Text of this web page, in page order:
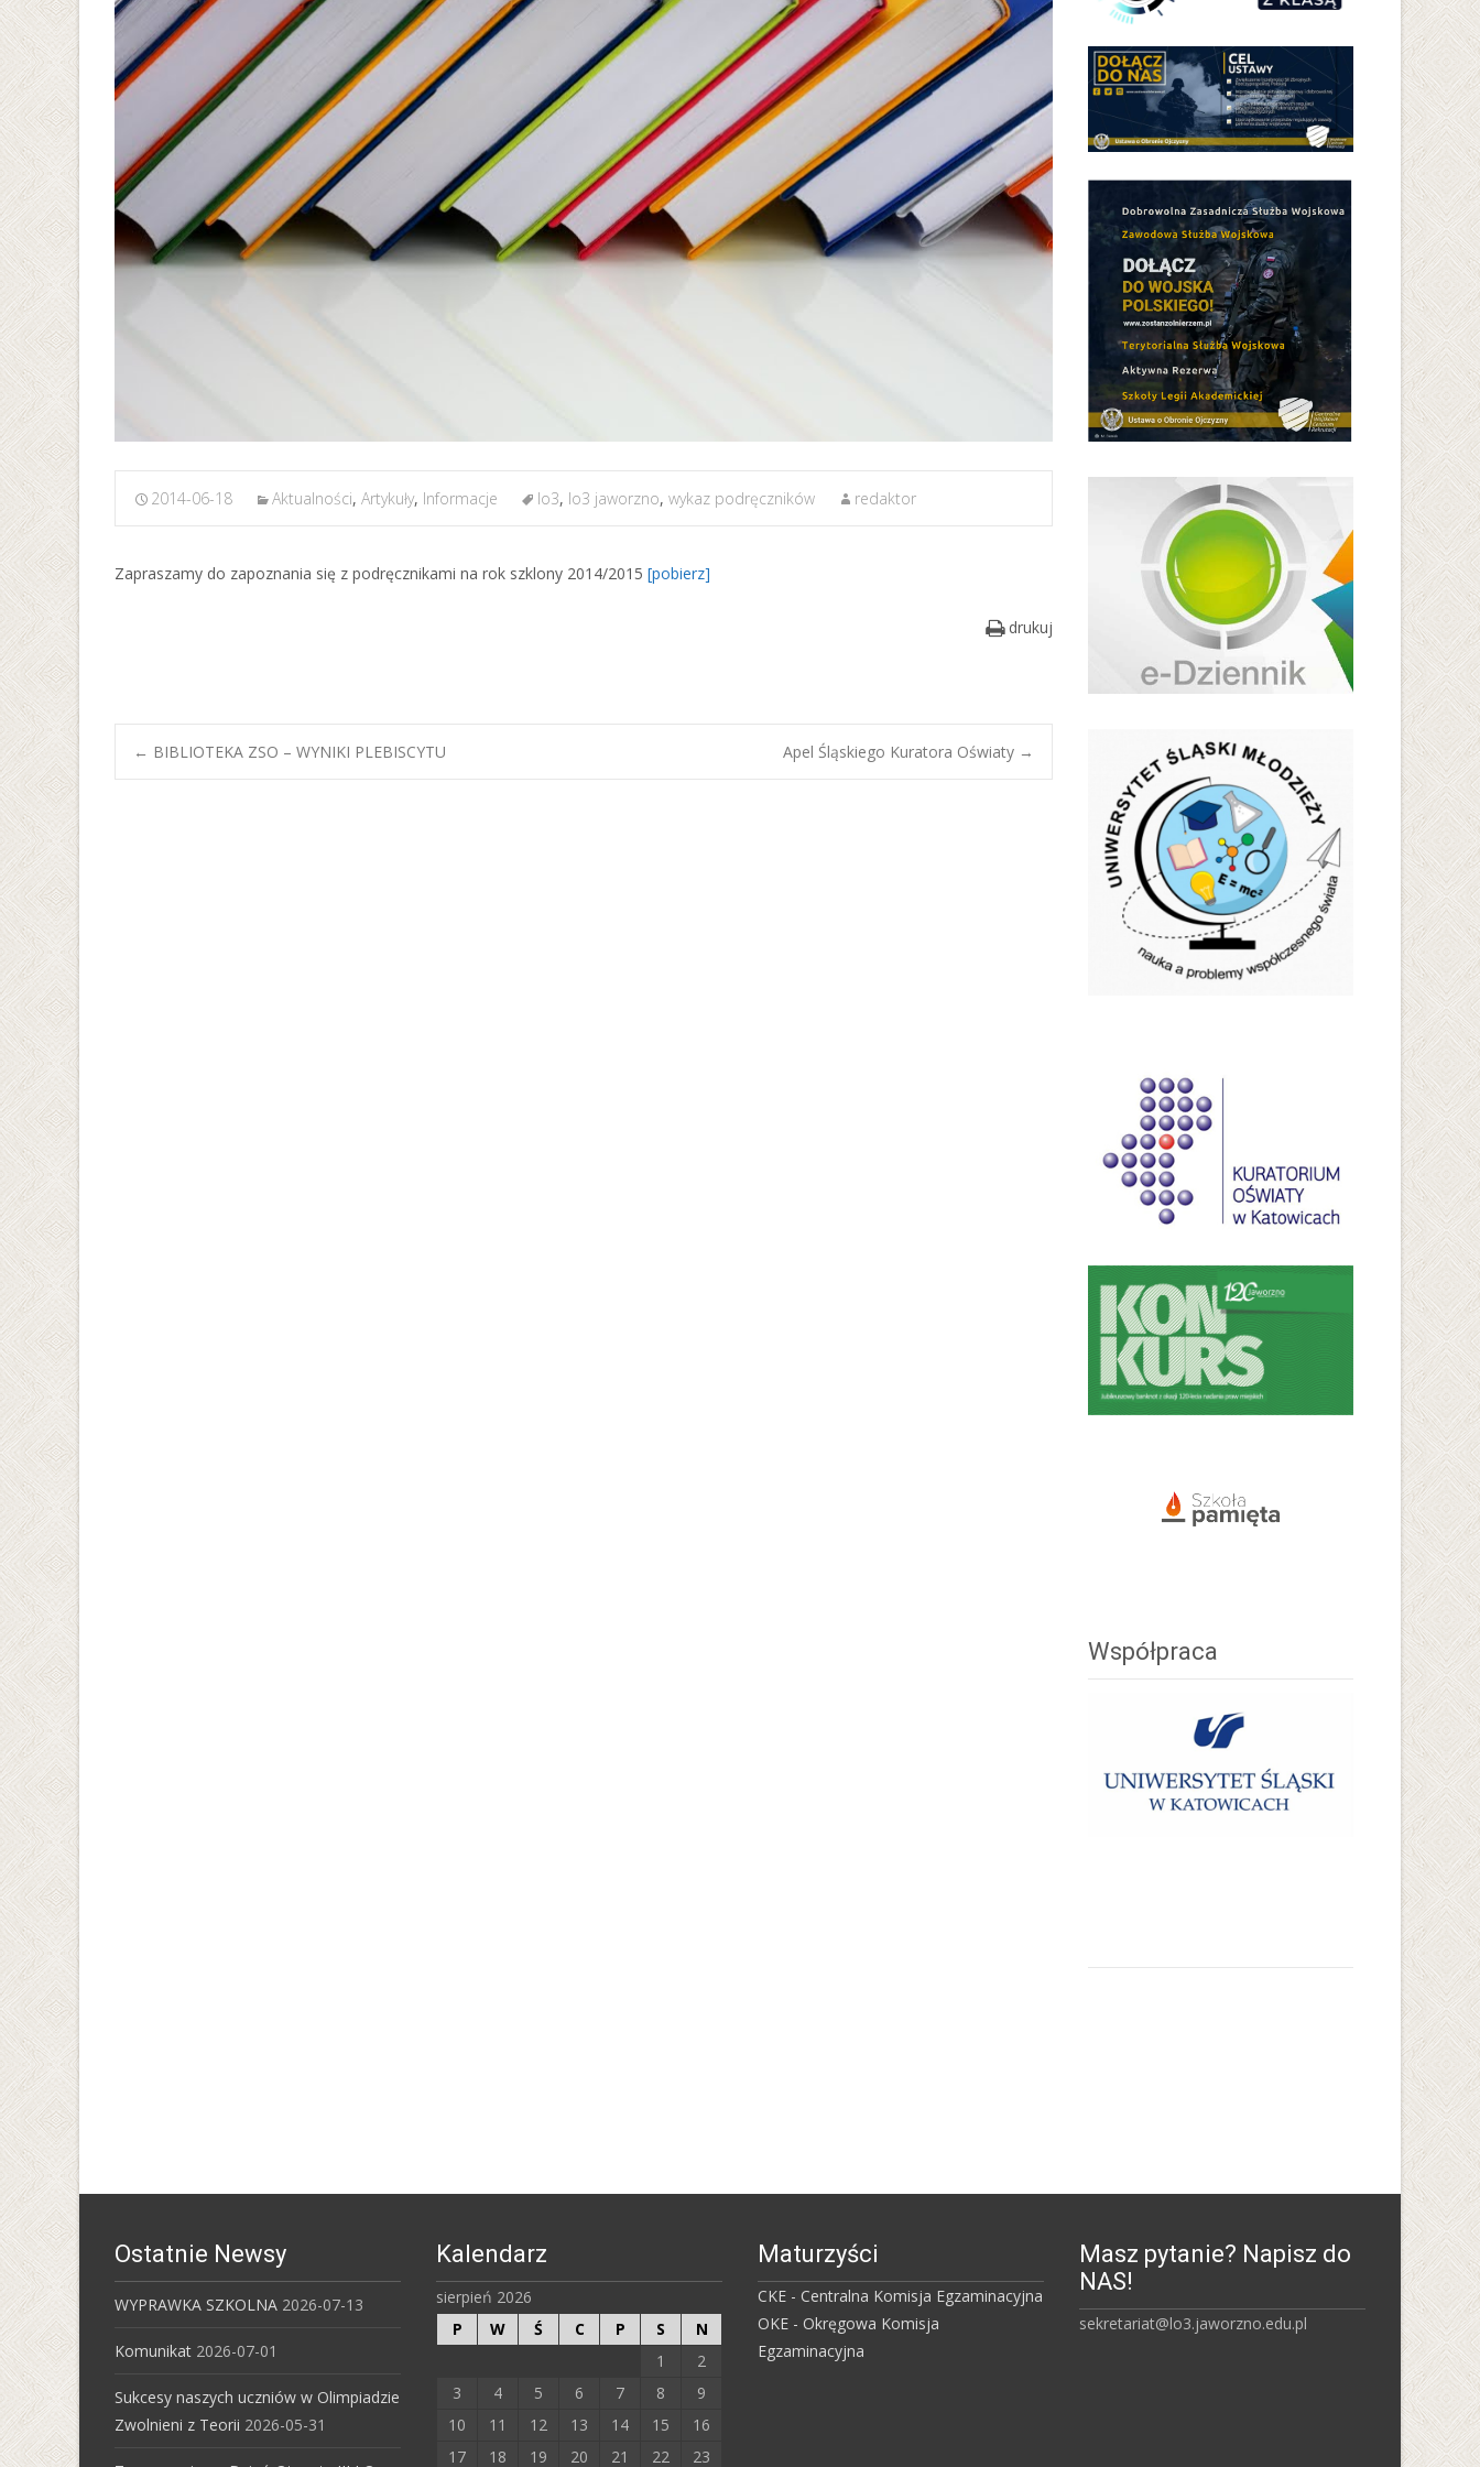
2014-06-18 Aktualności, Artykuły, Informacje lo3, lo3 jaworzno, wykaz podręczników redaktor
Zapraszamy do zapoznania się z podręcznikami na rok szklony 2014/2015 [pobierz]
drukuj
Post
← BIBLIOTEKA ZSO – WYNIKI PLEBISCYTU Apel Śląskiego Kuratora Oświaty →
Współpraca
Ostatnie Newsy
WYPRAWKA SZKOLNA 2026-07-13
Komunikat 2026-07-01
Sukcesy naszych uczniów w Olimpiadzie
Zwolnieni z Teorii 2026-05-31
Kalendarz
sierpień 2026
P
W Ś C P S
N
1
2
3
4 5 6 7 8
9
10
11 12 13 14 15
16
17
18 19 20 21 22 23
Maturzyści
CKE - Centralna Komisja Egzaminacyjna
OKE - Okręgowa Komisja
Egzaminacyjna
Masz pytanie? Napisz do
NAS!
sekretariat@lo3.jaworzno.edu.pl